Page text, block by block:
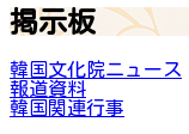
掲示板
韓国文化院ニュース
報道資料
韓国関連行事